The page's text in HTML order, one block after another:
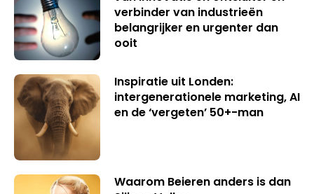
verbinder van industrieën
belangrijker en urgenter dan
ooit
Inspiratie uit Londen:
intergenerationele marketing, AI
en de ‘vergeten’ 50+-man
Waarom Beieren anders is dan